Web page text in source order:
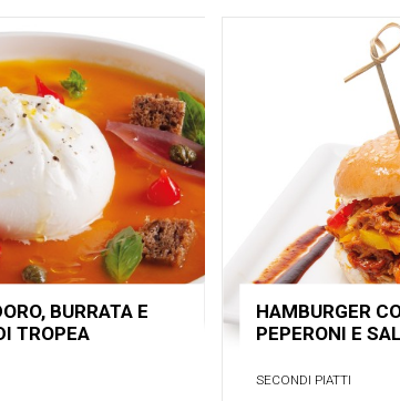
BURRATA E
TROPEA
HAMBURGER
PEPERONI E
SECONDI PIATTI